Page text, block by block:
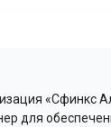
«Сфинкс
для